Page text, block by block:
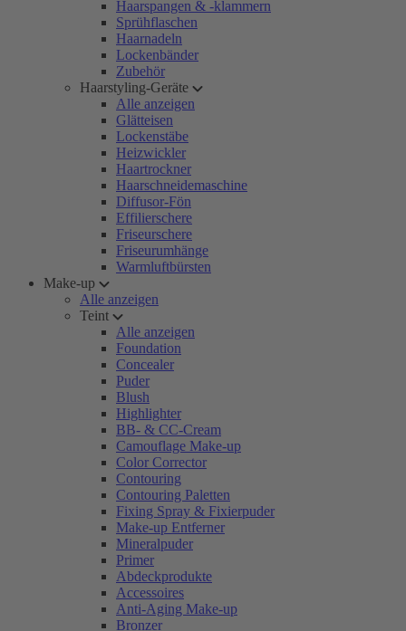
Haarspangen & -klammern
Sprühflaschen
Haarnadeln
Lockenbänder
Zubehör
Haarstyling-Geräte
Alle anzeigen
Glätteisen
Lockenstäbe
Heizwickler
Haartrockner
Haarschneidemaschine
Diffusor-Fön
Effilierschere
Friseurschere
Friseurumhänge
Warmluftbürsten
Make-up
Alle anzeigen
Teint
Alle anzeigen
Foundation
Concealer
Puder
Blush
Highlighter
BB- & CC-Cream
Camouflage Make-up
Color Corrector
Contouring
Contouring Paletten
Fixing Spray & Fixierpuder
Make-up Entferner
Mineralpuder
Primer
Abdeckprodukte
Accessoires
Anti-Aging Make-up
Bronzer